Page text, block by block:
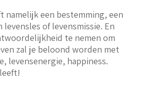
namelijk een bestemming, een
of levensmissie. En
te nemen om
zal je beloond worden met
levensenergie, happiness.